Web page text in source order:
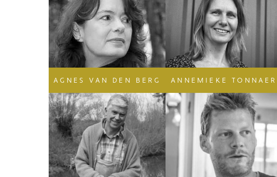
AGNES VAN DEN BERG ANNEMIEKE TONNAER